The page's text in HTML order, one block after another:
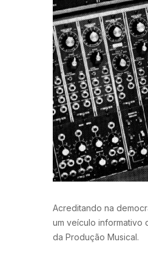
Acreditando na
um veículo informativo
da Produção Musical.